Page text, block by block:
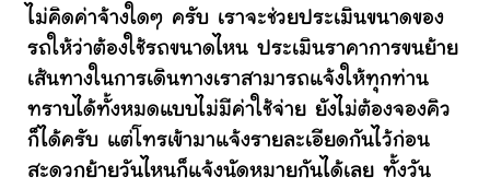
ไม่คิดค่าจ้างใดๆ ครับ เราจะช่วยประเมินขนาดของ
รถให้ว่าต้องใช้รถขนาดไหน ประเมินราคาการขนย้าย
เส้นทางในการเดินทางเราสามารถแจ้งให้ทุกท่าน
ทราบได้ทั้งหมดแบบไม่มีค่าใช้จ่าย ยังไม่ต้องจองคิว
ก็ได้ครับ แต่โทรเข้ามาแจ้งรายละเอียดกันไว้ก่อน
สะดวกย้ายวันไหนก็แจ้งนัดหมายกันได้เลย ทั้งวัน